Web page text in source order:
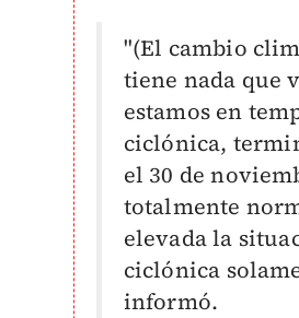
"(El cambio
tiene nada que
estamos en
ciclónica,
el 30 de
totalmente
elevada la
ciclónica
informó.